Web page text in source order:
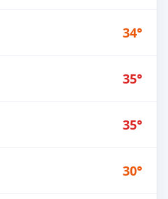
34°
35°
35°
30°